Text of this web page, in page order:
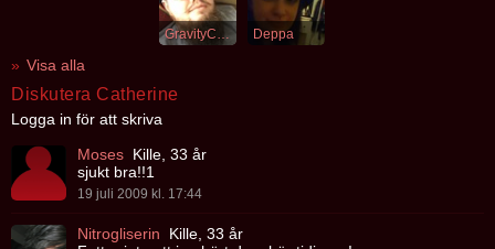
Deppa
Visa alla
Diskutera Catherine
Logga in för att skriva
Moses Kille, 33 år
sjukt bra!!1
19 juli 2009 kl. 17:44
Nitrogliserin
Kille, 33 år